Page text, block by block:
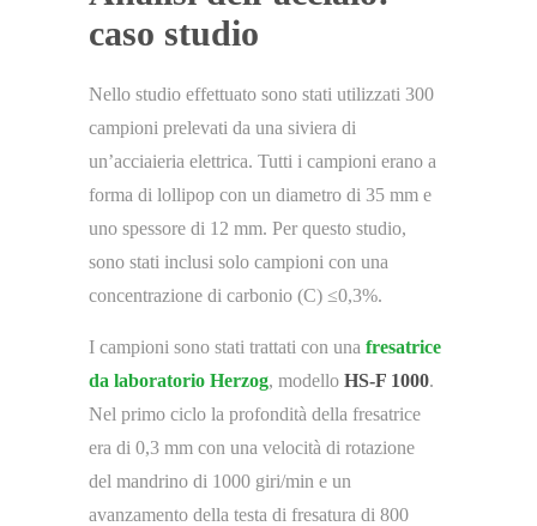
caso studio
Nello studio effettuato sono stati utilizzati 300
campioni prelevati da una siviera di
un’acciaieria elettrica. Tutti i campioni erano a
forma di lollipop con un diametro di 35 mm e
uno spessore di 12 mm. Per questo studio,
sono stati inclusi solo campioni con una
concentrazione di carbonio (C) ≤0,3%.
I campioni sono stati trattati con una fresatrice
da laboratorio Herzog, modello HS-F 1000.
Nel primo ciclo la profondità della fresatrice
era di 0,3 mm con una velocità di rotazione
del mandrino di 1000 giri/min e un
avanzamento della testa di fresatura di 800